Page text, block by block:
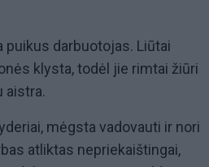
puikus darbuotojas. Liūtai
klysta, todėl jie rimtai žiūri
aistra.
mėgsta vadovauti ir nori
atliktas nepriekaištingai,